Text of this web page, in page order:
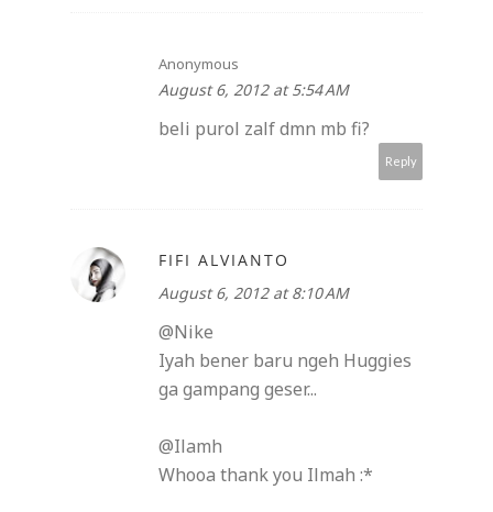
Anonymous
August 6, 2012 at 5:54 AM
beli purol zalf dmn mb fi?
Reply
FIFI ALVIANTO
August 6, 2012 at 8:10 AM
@Nike
Iyah bener baru ngeh Huggies
ga gampang geser...
@Ilamh
Whooa thank you Ilmah :*